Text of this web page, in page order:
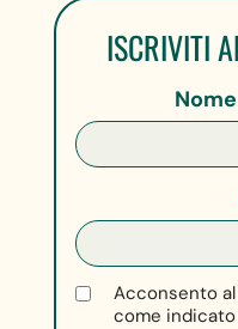
ISCRIVITI
Acconsento
come indicato